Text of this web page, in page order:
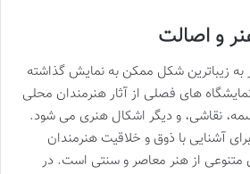
و اصالت
به زیباترین شکل ممکن به نمایش گذاشته
های فصلی از آثار هنرمندان محلی
نقاشی، و دیگر اشکال هنری می شود.
آشنایی با ذوق و خلاقیت هنرمندان
متنوعی از هنر معاصر و سنتی است. در